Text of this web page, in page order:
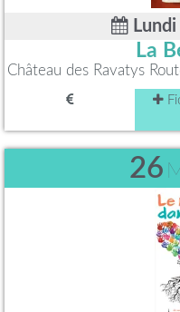
La
Château des Ravatys
26